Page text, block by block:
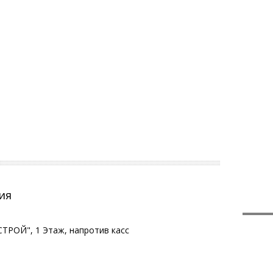
1 Этаж, напротив касс